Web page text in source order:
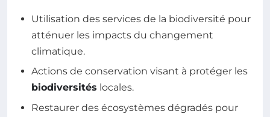
Utilisation des services de la biodiversité pour
atténuer les impacts du changement
climatique.
Actions de conservation visant à protéger les
biodiversités locales.
Restaurer des écosystèmes dégradés pour